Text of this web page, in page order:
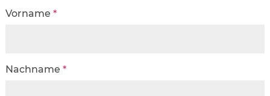
Vorname *
Nachname *